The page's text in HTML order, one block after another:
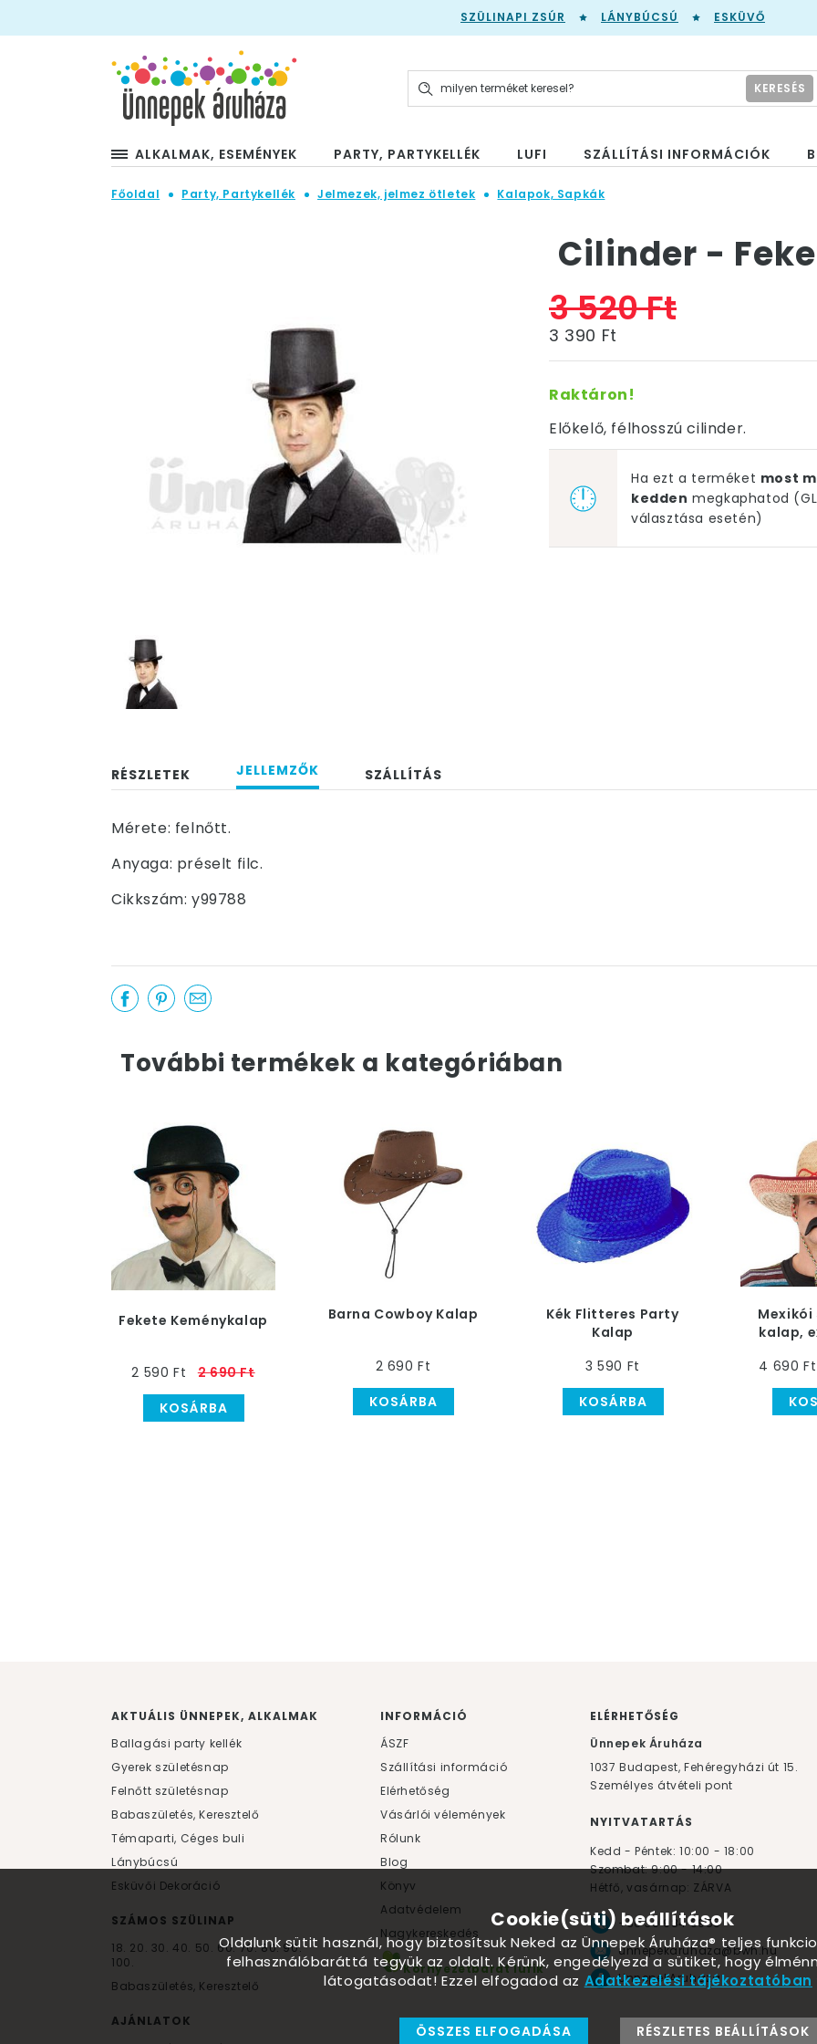
SZÜLINAPI ZSÚR LÁNYBÚCSÚ ESKÜVŐ
KERESÉS
ALKALMAK, ESEMÉNYEK PARTY, PARTYKELLÉK LUFI SZÁLLÍTÁSI INFORMÁCIÓK
Főoldal Party, Partykellék Jelmezek, jelmez ötletek Kalapok, Sapkák
Cilinder -
3 520 Ft
3 390 Ft
Raktáron!
Előkelő, félhosszú cilinder.
Ha ezt a terméket most
kedden megkaphatod
választása esetén)
RÉSZLETEK JELLEMZŐK SZÁLLÍTÁS
Mérete: felnőtt.
Anyaga: préselt filc.
Cikkszám: y99788
További termékek a kategóriában
Fekete Keménykalap
2 590 Ft
2 690 Ft
KOSÁRBA
Barna Cowboy Kalap
2 690 Ft
KOSÁRBA
Kék Flitteres Party
Kalap
3 590 Ft
KOSÁRBA
kalap,
4 690 Ft
AKTUÁLIS ÜNNEPEK, ALKALMAK
Ballagási party kellék
Gyerek születésnap
Felnőtt születésnap
Babaszületés, Keresztelő
Témaparti, Céges buli
Lánybúcsú
Esküvői Dekoráció
SZÁMOS SZÜLINAP
18. 20. 30. 40. 50. 60.70.80.90.
100.
Babaszületés, Keresztelő
AJÁNLATOK
INFORMÁCIÓ
ÁSZF
Szállítási információ
Elérhetőség
Vásárlói vélemények
Rólunk
Blog
Könyv
Adatvédelem
Nagykereskedés
Környezetbarát lufik
ELÉRHETŐSÉG
Ünnepek Áruháza
1037 Budapest, Fehéregyházi út 15.
Személyes átvételi pont
NYITVATARTÁS
Kedd - Péntek: 10:00 - 18:00
Szombat: 9:00 - 14:00
Hétfő, vasárnap: ZÁRVA
+36 30 984 6955
unnepekaruhaza@bwh.hu
UnnepekAruhaza
Cookie(süti) beállítások
Oldalunk sütit használ, hogy biztosítsuk Neked az Ünnepek Áruháza® teljes
felhasználóbaráttá tegyük az oldalt. Kérünk, engedélyezd a sütiket, hogy
látogatásodat! Ezzel elfogadod az Adatkezelési tájékoztatóban
ÖSSZES ELFOGADÁSA RÉSZLETES BEÁLLÍTÁSOK